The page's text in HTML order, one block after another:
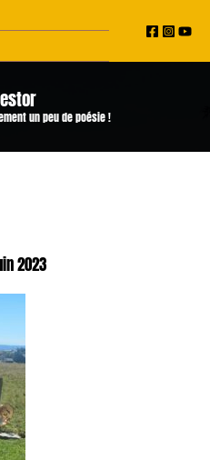
un peu de poésie !
2023